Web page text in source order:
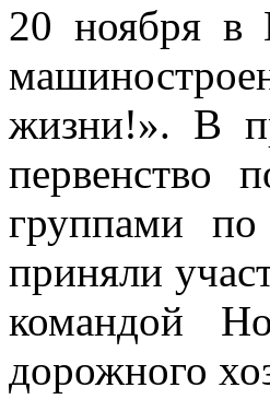
20 ноября в
жизни!». В
первенство
группами
приняли
командой
дорожного